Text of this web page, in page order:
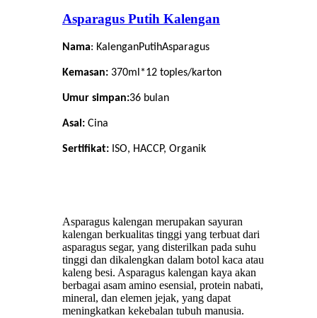
Asparagus Putih Kalengan
Nama: KalenganPutihAsparagus
Kemasan: 370ml*12 toples/karton
Umur simpan:36 bulan
Asal: Cina
Sertifikat: ISO, HACCP, Organik
Asparagus kalengan merupakan sayuran
kalengan berkualitas tinggi yang terbuat dari
asparagus segar, yang disterilkan pada suhu
tinggi dan dikalengkan dalam botol kaca atau
kaleng besi. Asparagus kalengan kaya akan
berbagai asam amino esensial, protein nabati,
mineral, dan elemen jejak, yang dapat
meningkatkan kekebalan tubuh manusia.